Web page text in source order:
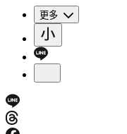
更多